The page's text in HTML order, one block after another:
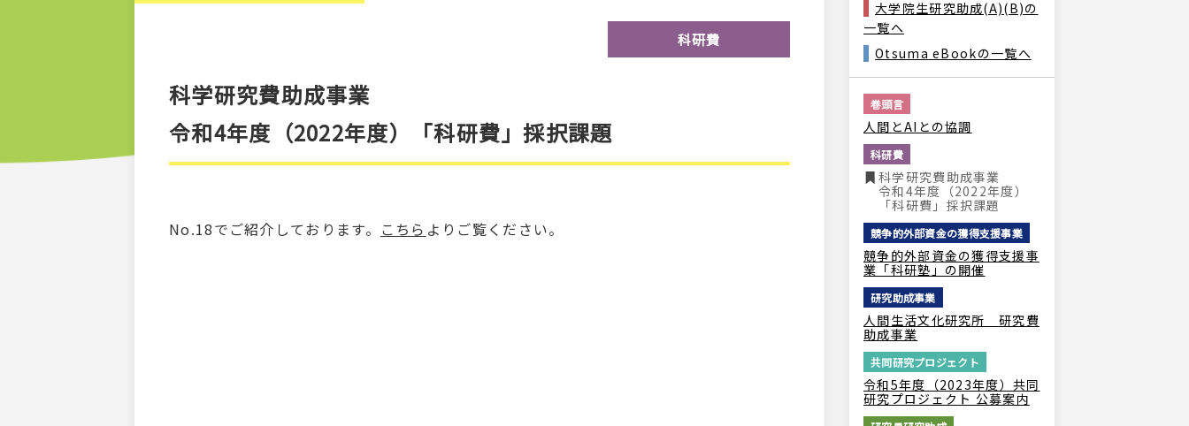
科研費
科学研究費助成事業
令和4年度（2022年度）「科研費」採択課題
No.18でご紹介しております。 こちら よりご覧ください。
大学院生研究助成(A)(B)の
一覧へ
Otsuma eBookの一覧へ
巻頭言
人間とAIとの協調
科研費
科学研究費助成事業
令和4年度（2022年度）
「科研費」採択課題
競争的外部資金の獲得支援事業
競争的外部資金の獲得支援事
業「科研塾」の開催
研究助成事業
人間生活文化研究所 研究費
助成事業
共同研究プロジェクト
令和5年度（2023年度）共同
研究プロジェクト 公募案内